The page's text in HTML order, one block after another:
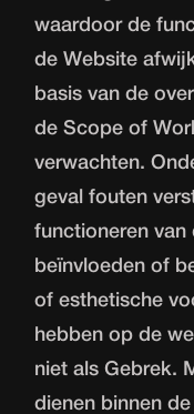
waardoor de
de Website
basis van de
de Scope of
verwachten.
geval fouten
functioneren van
beïnvloeden of
of esthetische
hebben op de
niet als Gebrek.
dienen binnen